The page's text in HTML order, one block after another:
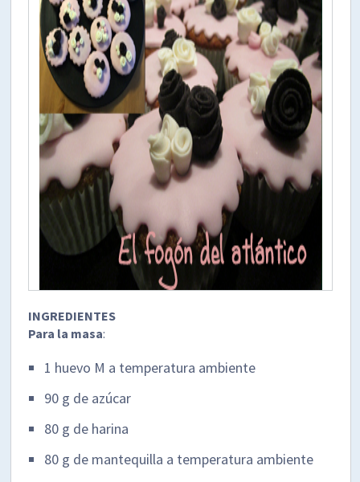
INGREDIENTES
Para la masa:
1 huevo M a temperatura ambiente
90 g de azúcar
80 g de harina
80 g de mantequilla a temperatura ambiente